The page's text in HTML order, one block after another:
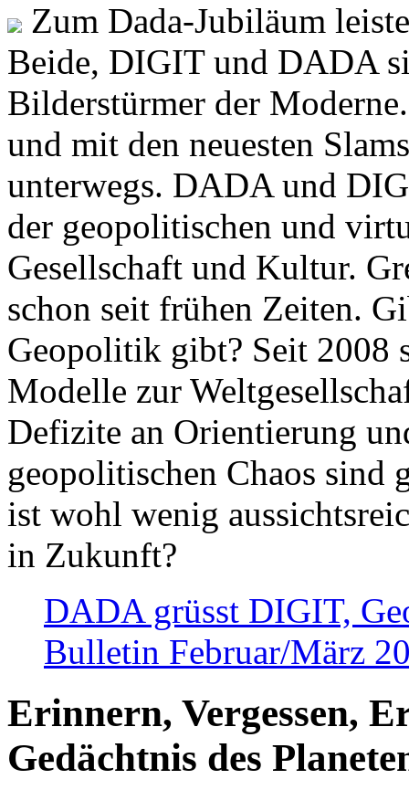
Zum Dada-Jubiläum
Beide, DIGIT und DADA
Bilderstürmer der
und mit den neuesten
unterwegs. DADA und
der geopolitischen und
Gesellschaft und Kultur.
schon seit frühen Zeiten.
Geopolitik gibt? Seit 2008
Modelle zur
Defizite an Orientierung
geopolitischen Chaos sind
ist wohl wenig
in Zukunft?
DADA grüsst DIGIT,
Bulletin Februar/März
Erinnern, Vergessen,
Gedächtnis des